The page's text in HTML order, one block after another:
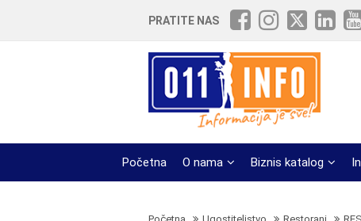
PRATITE NAS
Početna O nama Biznis katalog